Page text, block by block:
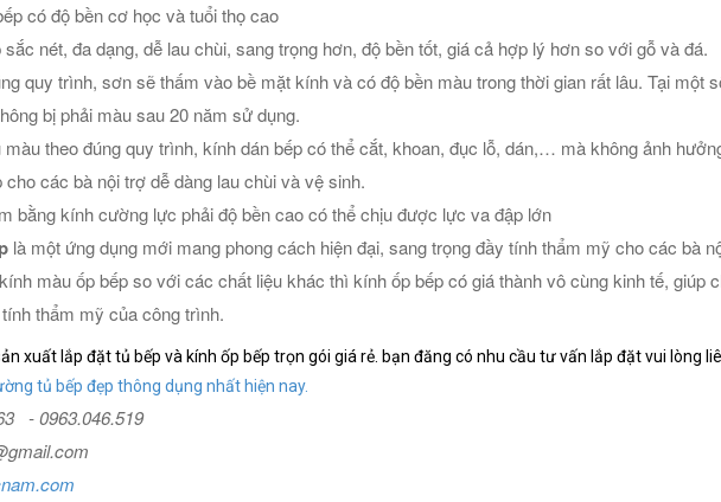
có độ bền cơ học và tuổi thọ cao
sắc nét, đa dạng, dễ lau chùi, sang trọng hơn, độ bền tốt, giá cả hợp lý hơn so với gỗ và đá.
quy trình, sơn sẽ thấm vào bề mặt kính và có độ bền màu trong thời gian rất lâu. Tại một
bị phải màu sau 20 năm sử dụng.
màu theo đúng quy trình, kính dán bếp có thể cắt, khoan, đục lỗ, dán,… mà không ảnh
các bà nội trợ dễ dàng lau chùi và vệ sinh.
bằng kính cường lực phải độ bền cao có thể chịu được lực va đập lớn
là một ứng dụng mới mang phong cách hiện đại, sang trọng đầy tính thẩm mỹ cho các bà
màu ốp bếp so với các chất liệu khác thì kính ốp bếp có giá thành vô cùng kinh tế, giúp
thẩm mỹ của công trình.
xuất lắp đặt tủ bếp và kính ốp bếp trọn gói giá rẻ. bạn đăng có nhu cầu tư vấn lắp đặt vui lòng
tủ bếp đẹp thông dụng nhất hiện nay.
- 0963.046.519